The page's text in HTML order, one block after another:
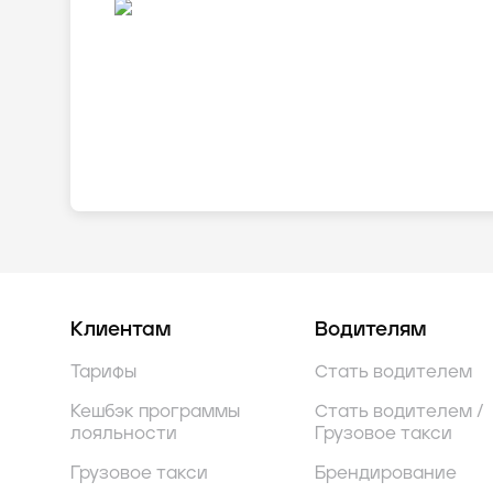
Клиентам
Тарифы
Кешбэк программы
лояльности
Грузовое такси
Водителям
Стать водителем
Стать водителем /
Грузовое такси
Брендирование